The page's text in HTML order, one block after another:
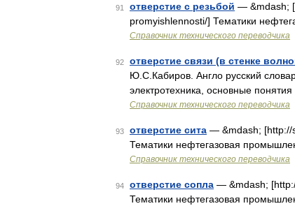
91 отверстие с резьбой — &mdash;
promyishlennosti/] Тематики
Справочник технического переводчика
92 отверстие связи (в стенке
Ю.С.Кабиров. Англо русский
электротехника, основные
Справочник технического переводчика
93 отверстие сита — &mdash; [http://
Тематики нефтегазовая
Справочник технического переводчика
94 отверстие сопла — &mdash;
Тематики нефтегазовая